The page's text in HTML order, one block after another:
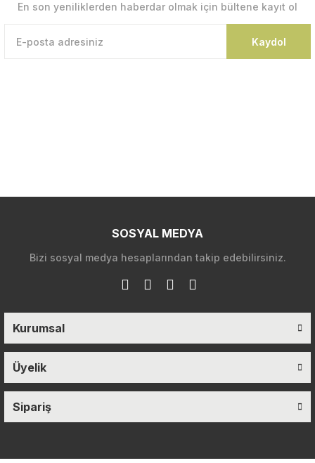
En son yeniliklerden haberdar olmak için bültene kayıt ol
Kaydol
SOSYAL MEDYA
Bizi sosyal medya hesaplarından takip edebilirsiniz.
Kurumsal
Üyelik
Sipariş